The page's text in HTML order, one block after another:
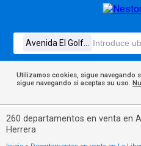
Utilizamos cookies, sigue navegando
sigue navegando si aceptas su uso.
260 departamentos en venta en
Herrera